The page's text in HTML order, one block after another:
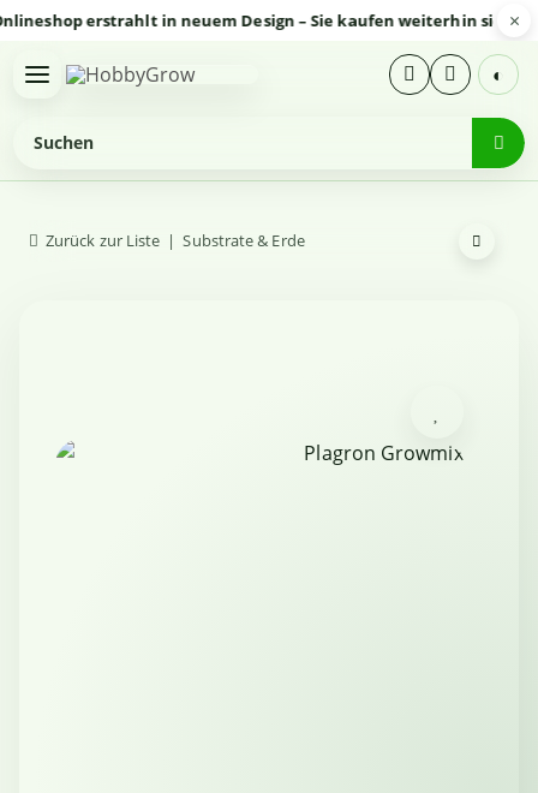
erstrahlt in neuem Design – Sie kaufen weiterhin sicher und
×
◐
Zurück zur Liste Substrate & Erde